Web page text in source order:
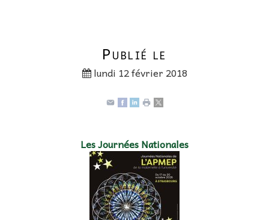
Publié le
lundi 12 février 2018
Les Journées Nationales